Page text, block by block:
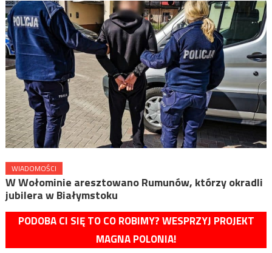
WIADOMOŚCI
W Wołominie aresztowano Rumunów, którzy okradli
jubilera w Białymstoku
PODOBA CI SIĘ TO CO ROBIMY? WESPRZYJ PROJEKT
MAGNA POLONIA!